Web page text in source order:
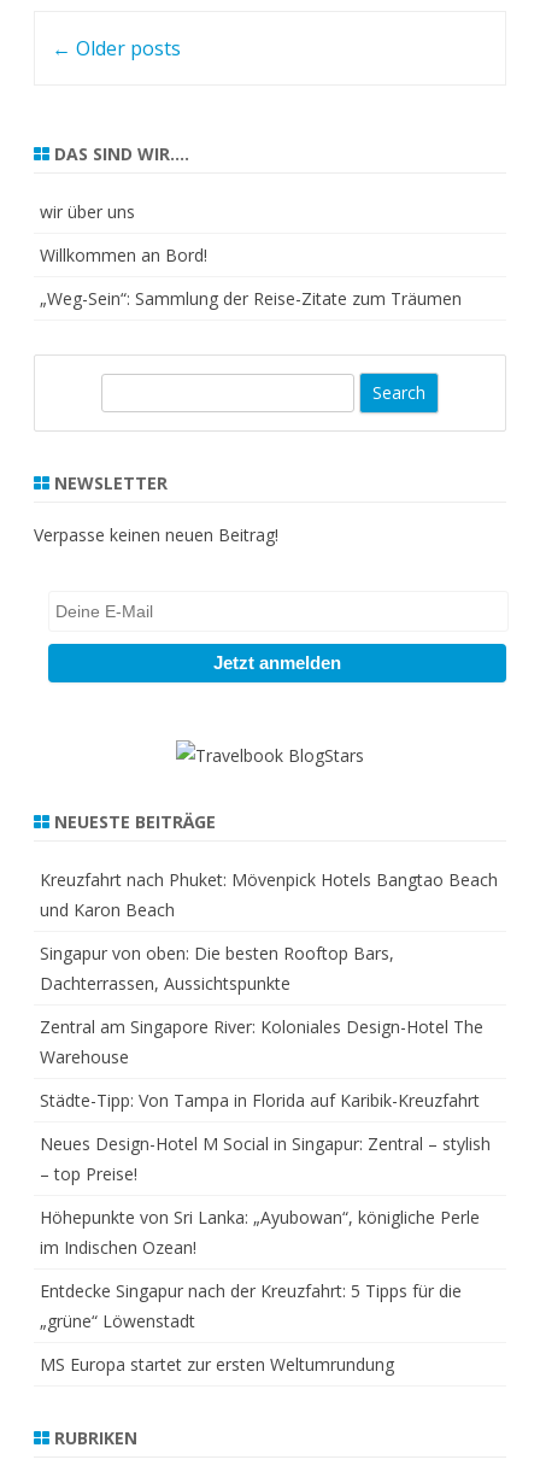
navigation
← Older posts
DAS SIND WIR….
wir über uns
Willkommen an Bord!
„Weg-Sein“: Sammlung der Reise-Zitate zum Träumen
r
h
NEWSLETTER
Verpasse keinen neuen Beitrag!
NEUESTE BEITRÄGE
Kreuzfahrt nach Phuket: Mövenpick Hotels Bangtao Beach
und Karon Beach
Singapur von oben: Die besten Rooftop Bars,
Dachterrassen, Aussichtspunkte
Zentral am Singapore River: Koloniales Design-Hotel The
Warehouse
Städte-Tipp: Von Tampa in Florida auf Karibik-Kreuzfahrt
Neues Design-Hotel M Social in Singapur: Zentral – stylish
– top Preise!
Höhepunkte von Sri Lanka: „Ayubowan“, königliche Perle
im Indischen Ozean!
Entdecke Singapur nach der Kreuzfahrt: 5 Tipps für die
„grüne“ Löwenstadt
MS Europa startet zur ersten Weltumrundung
RUBRIKEN